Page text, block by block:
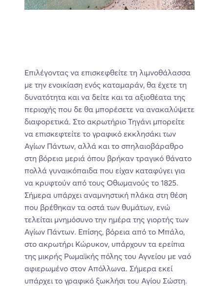
Επιλέγοντας να επισκεφθείτε τη λιμνοθάλασσα
με την ενοικίαση ενός καταμαράν, θα έχετε τη
δυνατότητα και να δείτε και τα αξιοθέατα της
περιοχής που δε θα μπορέσετε να ανακαλύψετε
διαφορετικά. Στο ακρωτήριο Τηγάνι μπορείτε
να επισκεφτείτε το γραφικό εκκλησάκι των
Αγίων Πάντων, αλλά και το σπηλαιοβάραθρο
στη βόρεια μεριά όπου βρήκαν τραγικό θάνατο
πολλά γυναικόπαιδα που είχαν καταφύγει για
να κρυφτούν από τους Οθωμανούς το 1825.
Σήμερα υπάρχει αναμνηστική πλάκα στη θέση
που βρέθηκαν τα οστά των θυμάτων, ενώ
τελείται μνημόσυνο την ημέρα της γιορτής των
Αγίων Πάντων. Επίσης, βόρεια από το Μπάλο,
στο ακρωτήρι Κώρυκον, υπάρχουν τα ερείπια
της μικρής Ρωμαϊκής πόλης του Αγνείου με ναό
αφιερωμένο στον Απόλλωνα. Σήμερα εκεί
υπάρχει το γραφικό ξωκλήσι του Αγίου Σώστη.